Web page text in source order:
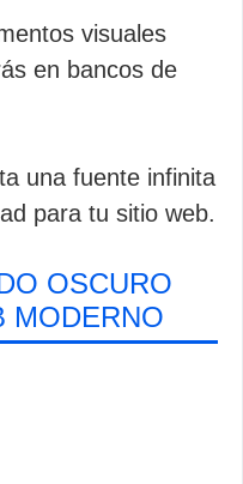
visuales
en bancos de
una fuente infinita
para tu sitio web.
OSCURO
MODERNO